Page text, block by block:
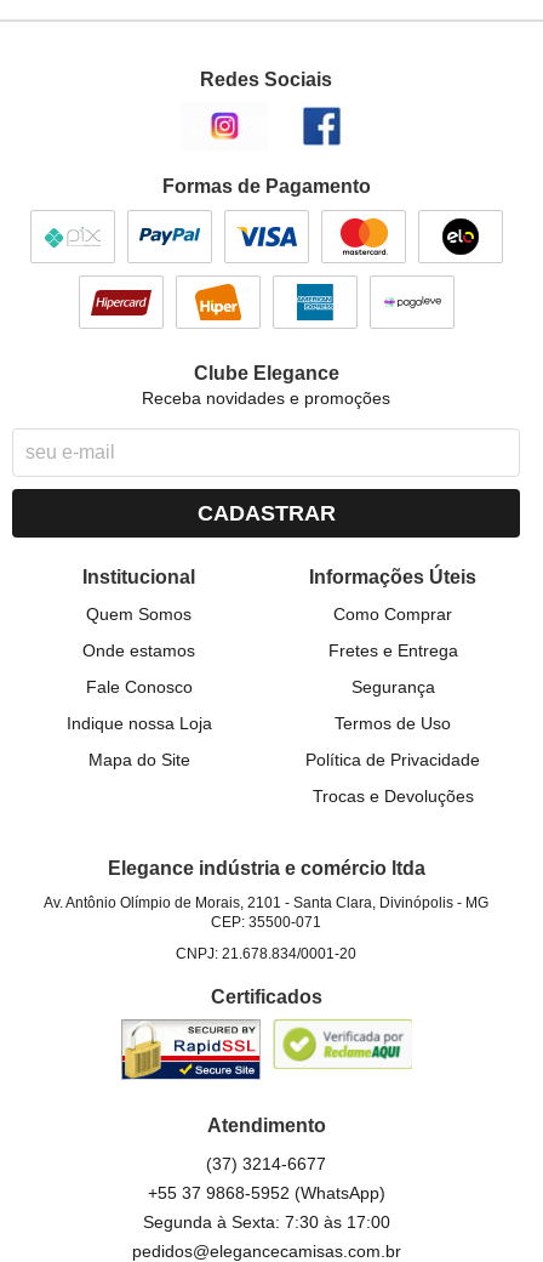
Redes Sociais
Formas de Pagamento
Clube Elegance
Receba novidades e promoções
CADASTRAR
Institucional
Quem Somos
Onde estamos
Fale Conosco
Indique nossa Loja
Mapa do Site
Informações Úteis
Como Comprar
Fretes e Entrega
Segurança
Termos de Uso
Política de Privacidade
Trocas e Devoluções
Elegance indústria e comércio ltda
Av. Antônio Olímpio de Morais, 2101 -Santa Clara, Divinópolis - MG
CEP: 35500-071
CNPJ: 21.678.834/0001-20
Certificados
Atendimento
(37) 3214-6677
+55 37 9868-5952 (WhatsApp)
Segunda à Sexta: 7:30 às 17:00
pedidos@elegancecamisas.com.br